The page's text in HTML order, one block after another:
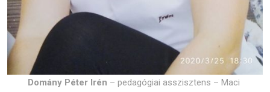
Domány Péter Irén – pedagógiai asszisztens – Maci